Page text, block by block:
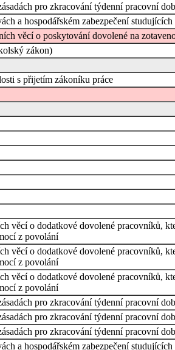
pro zkracování týdenní pracovní
a hospodářském zabezpečení studujících
věcí o poskytování dovolené na
zákon)
s přijetím zákoníku práce
věcí o dodatkové dovolené pracovníků,
z povolání
věcí o dodatkové dovolené pracovníků,
z povolání
věcí o dodatkové dovolené pracovníků,
z povolání
pro zkracování týdenní pracovní
pro zkracování týdenní pracovní
pro zkracování týdenní pracovní
a hospodářském zabezpečení studujících